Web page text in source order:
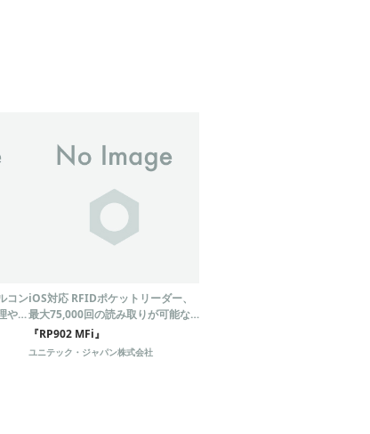
コン
や入
iOS対応 RFIDポケットリーダー、
最大75,000回の読み取りが可能な
高性能製品
『RP902 MFi』
ユニテック・ジャパン株式会社